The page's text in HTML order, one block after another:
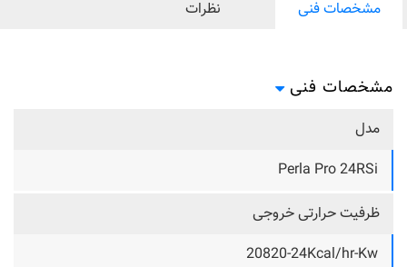
مشخصات فنی نظرات
مشخصات فنی
مدل
Perla Pro 24RSi
ظرفیت حرارتی خروجی
20820-24Kcal/hr-Kw